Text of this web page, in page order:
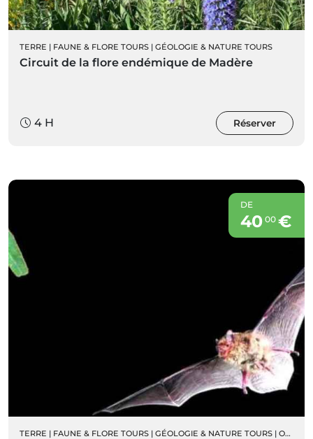
TERRE | FAUNE & FLORE TOURS | GÉOLOGIE & NATURE TOURS
Circuit de la flore endémique de Madère
4 H Réserver
DE
40 00€
TERRE | FAUNE & FLORE TOURS | GÉOLOGIE & NATURE TOURS | ORNITHOLOGIE